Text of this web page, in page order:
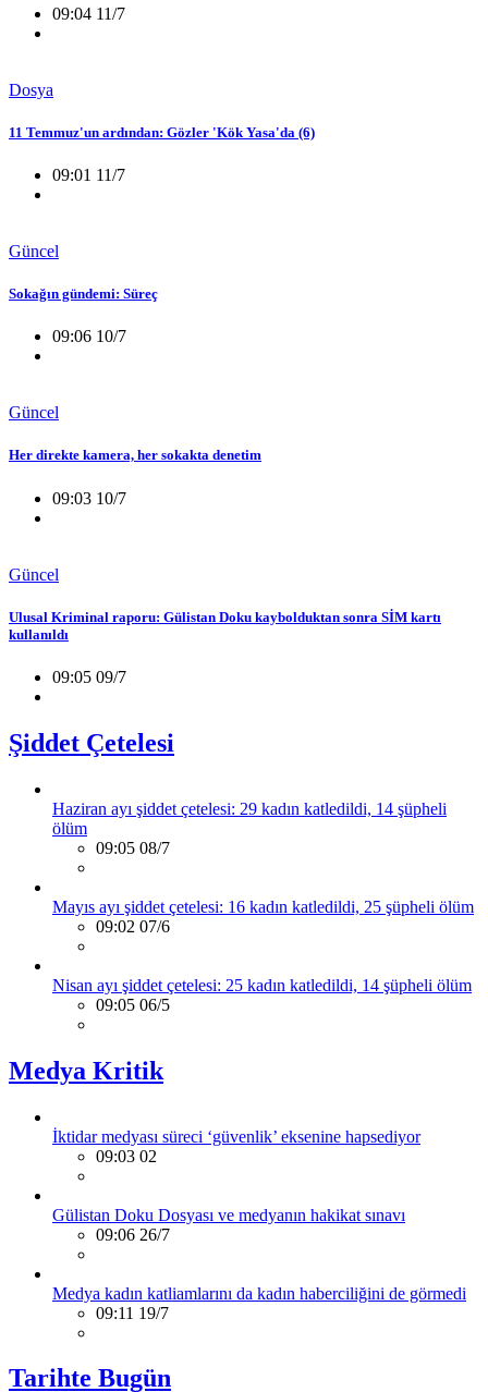
09:04 11/7
Dosya
11 Temmuz'un ardından: Gözler 'Kök Yasa'da (6)
09:01 11/7
Güncel
Sokağın gündemi: Süreç
09:06 10/7
Güncel
Her direkte kamera, her sokakta denetim
09:03 10/7
Güncel
Ulusal Kriminal raporu: Gülistan Doku kaybolduktan sonra SİM kartı
kullanıldı
09:05 09/7
Şiddet Çetelesi
Haziran ayı şiddet çetelesi: 29 kadın katledildi, 14 şüpheli
ölüm
09:05 08/7
Mayıs ayı şiddet çetelesi: 16 kadın katledildi, 25 şüpheli ölüm
09:02 07/6
Nisan ayı şiddet çetelesi: 25 kadın katledildi, 14 şüpheli ölüm
09:05 06/5
Medya Kritik
İktidar medyası süreci ‘güvenlik’ eksenine hapsediyor
09:03 02
Gülistan Doku Dosyası ve medyanın hakikat sınavı
09:06 26/7
Medya kadın katliamlarını da kadın haberciliğini de görmedi
09:11 19/7
Tarihte Bugün